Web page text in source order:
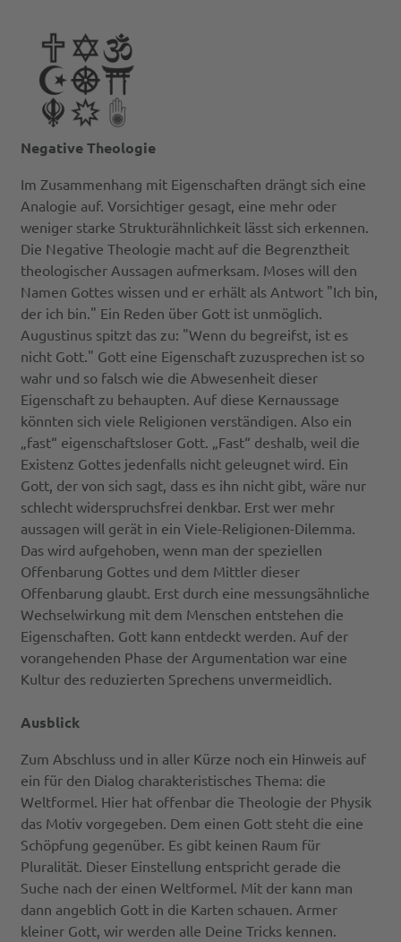
Negative Theologie
Im Zusammenhang mit Eigenschaften drängt sich eine
Analogie auf. Vorsichtiger gesagt, eine mehr oder
weniger starke Strukturähnlichkeit lässt sich erkennen.
Die Negative Theologie macht auf die Begrenztheit
theologischer Aussagen aufmerksam. Moses will den
Namen Gottes wissen und er erhält als Antwort "Ich bin,
der ich bin." Ein Reden über Gott ist unmöglich.
Augustinus spitzt das zu: "Wenn du begreifst, ist es
nicht Gott." Gott eine Eigenschaft zuzusprechen ist so
wahr und so falsch wie die Abwesenheit dieser
Eigenschaft zu behaupten. Auf diese Kernaussage
könnten sich viele Religionen verständigen. Also ein
„fast“ eigenschaftsloser Gott. „Fast“ deshalb, weil die
Existenz Gottes jedenfalls nicht geleugnet wird. Ein
Gott, der von sich sagt, dass es ihn nicht gibt, wäre nur
schlecht widerspruchsfrei denkbar. Erst wer mehr
aussagen will gerät in ein Viele-Religionen-Dilemma.
Das wird aufgehoben, wenn man der speziellen
Offenbarung Gottes und dem Mittler dieser
Offenbarung glaubt. Erst durch eine messungsähnliche
Wechselwirkung mit dem Menschen entstehen die
Eigenschaften. Gott kann entdeckt werden. Auf der
vorangehenden Phase der Argumentation war eine
Kultur des reduzierten Sprechens unvermeidlich.
Ausblick
Zum Abschluss und in aller Kürze noch ein Hinweis auf
ein für den Dialog charakteristisches Thema: die
Weltformel. Hier hat offenbar die Theologie der Physik
das Motiv vorgegeben. Dem einen Gott steht die eine
Schöpfung gegenüber. Es gibt keinen Raum für
Pluralität. Dieser Einstellung entspricht gerade die
Suche nach der einen Weltformel. Mit der kann man
dann angeblich Gott in die Karten schauen. Armer
kleiner Gott, wir werden alle Deine Tricks kennen.